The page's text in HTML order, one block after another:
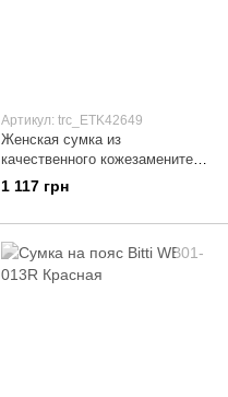
Артикул: trc_ETK42649
Женская сумка из
качественного кожезаменителя
ETERNO (ЭТЕРНО) ETK4264-9
1 117 грн